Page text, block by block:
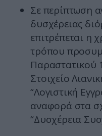
Σε περίπτωση
δυσχέρειας
επιτρέπεται η
τρόπου
Παραστατικού
Στοιχείο
“Λογιστική
αναφορά στα
“Δυσχέρεια